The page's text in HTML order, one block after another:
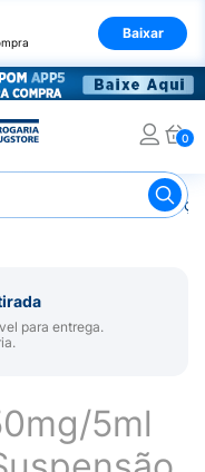
Baixar
0
para Alergias e
para entrega.
5ml